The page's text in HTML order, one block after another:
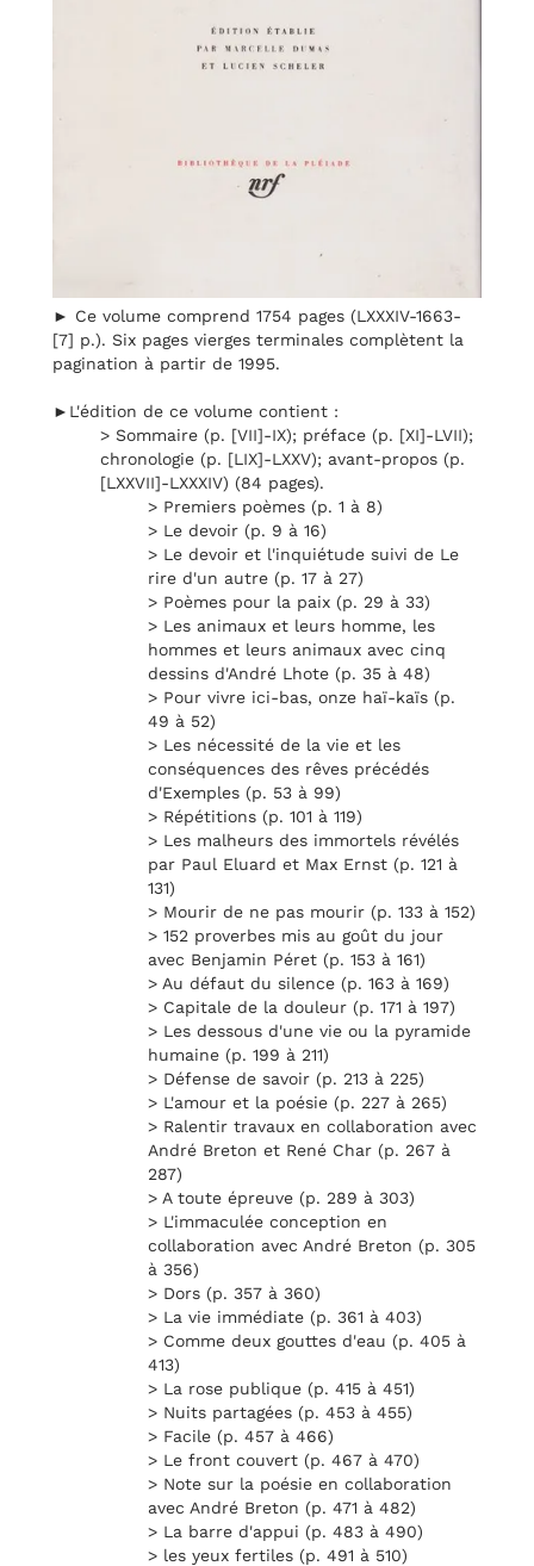
► Ce volume comprend 1754 pages (LXXXIV-1663-
[7] p.). Six pages vierges terminales complètent la
pagination à partir de 1995.
►L'édition de ce volume contient :
> Sommaire (p. [VII]-IX); préface (p. [XI]-LVII);
chronologie (p. [LIX]-LXXV); avant-propos (p.
[LXXVII]-LXXXIV) (84 pages).
> Premiers poèmes (p. 1 à 8)
> Le devoir (p. 9 à 16)
> Le devoir et l'inquiétude suivi de Le
rire d'un autre (p. 17 à 27)
> Poèmes pour la paix (p. 29 à 33)
> Les animaux et leurs homme, les
hommes et leurs animaux avec cinq
dessins d'André Lhote (p. 35 à 48)
> Pour vivre ici-bas, onze haï-kaïs (p.
49 à 52)
> Les nécessité de la vie et les
conséquences des rêves précédés
d'Exemples (p. 53 à 99)
> Répétitions (p. 101 à 119)
> Les malheurs des immortels révélés
par Paul Eluard et Max Ernst (p. 121 à
131)
> Mourir de ne pas mourir (p. 133 à 152)
> 152 proverbes mis au goût du jour
avec Benjamin Péret (p. 153 à 161)
> Au défaut du silence (p. 163 à 169)
> Capitale de la douleur (p. 171 à 197)
> Les dessous d'une vie ou la pyramide
humaine (p. 199 à 211)
> Défense de savoir (p. 213 à 225)
> L'amour et la poésie (p. 227 à 265)
> Ralentir travaux en collaboration avec
André Breton et René Char (p. 267 à
287)
> A toute épreuve (p. 289 à 303)
> L'immaculée conception en
collaboration avec André Breton (p. 305
à 356)
> Dors (p. 357 à 360)
> La vie immédiate (p. 361 à 403)
> Comme deux gouttes d'eau (p. 405 à
413)
> La rose publique (p. 415 à 451)
> Nuits partagées (p. 453 à 455)
> Facile (p. 457 à 466)
> Le front couvert (p. 467 à 470)
> Note sur la poésie en collaboration
avec André Breton (p. 471 à 482)
> La barre d'appui (p. 483 à 490)
> les yeux fertiles (p. 491 à 510)